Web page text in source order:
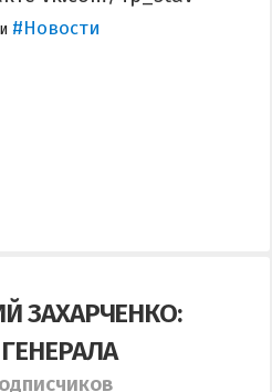
#Новости
ЗАХАРЧЕНКО: